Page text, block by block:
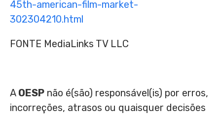
45th-american-film-market-
302304210.html
FONTE MediaLinks TV LLC
A OESP não é(são) responsável(is) por erros,
incorreções, atrasos ou quaisquer decisões